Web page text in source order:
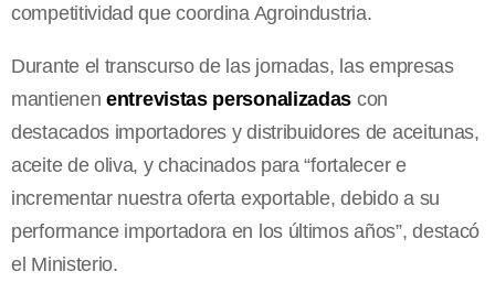
competitividad que coordina Agroindustria.
Durante el transcurso de las jornadas, las empresas
mantienen entrevistas personalizadas con
destacados importadores y distribuidores de aceitunas,
aceite de oliva, y chacinados para “fortalecer e
incrementar nuestra oferta exportable, debido a su
performance importadora en los últimos años”, destacó
el Ministerio.